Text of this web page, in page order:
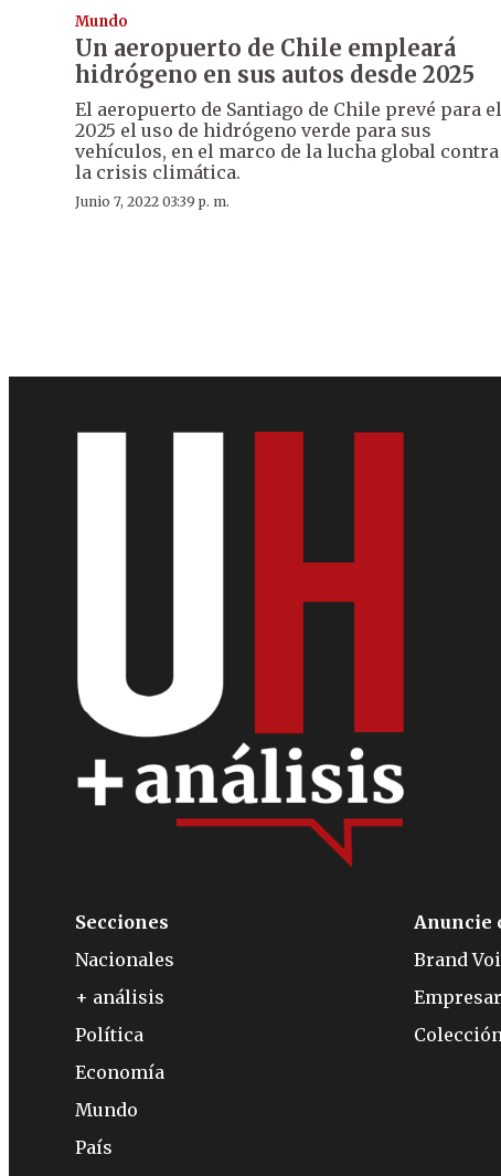
Mundo
Un aeropuerto de Chile empleará
hidrógeno en sus autos desde 2025
El aeropuerto de Santiago de Chile prevé para el
2025 el uso de hidrógeno verde para sus
vehículos, en el marco de la lucha global contra
la crisis climática.
Junio 7, 2022 03:39 p. m.
Secciones
Nacionales
+ análisis
Política
Economía
Mundo
País
Anuncie
Brand